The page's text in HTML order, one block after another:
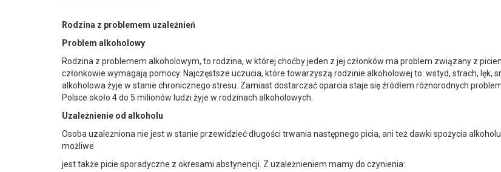
Rodzina z problemem uzależnień
Problem alkoholowy
Rodzina z problemem alkoholowym, to rodzina, w której choćby jeden z jej członków ma problem związany z
członkowie wymagają pomocy. Najczęstsze uczucia, które towarzyszą rodzinie alkoholowej to: wstyd, strach, lęk,
alkoholowa żyje w stanie chronicznego stresu. Zamiast dostarczać oparcia staje się źródłem różnorodnych
Polsce około 4 do 5 milionów ludzi żyje w rodzinach alkoholowych.
Uzależnienie od alkoholu
Osoba uzależniona nie jest w stanie przewidzieć długości trwania następnego picia, ani też dawki spożycia
możliwe
jest także picie sporadyczne z okresami abstynencji. Z uzależnieniem mamy do czynienia: